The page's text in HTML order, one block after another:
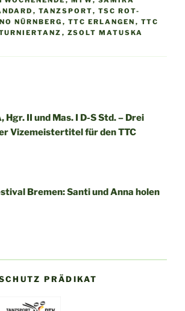
, TANZSPORT, TSC ROT-
NÜRNBERG , TTC ERLANGEN , TTC
, ZSOLT MATUSKA
Hgr. II und Mas. I D-S Std. – Drei
Vizemeistertitel für den TTC
Bremen: Santi und Anna holen
PRÄDIKAT